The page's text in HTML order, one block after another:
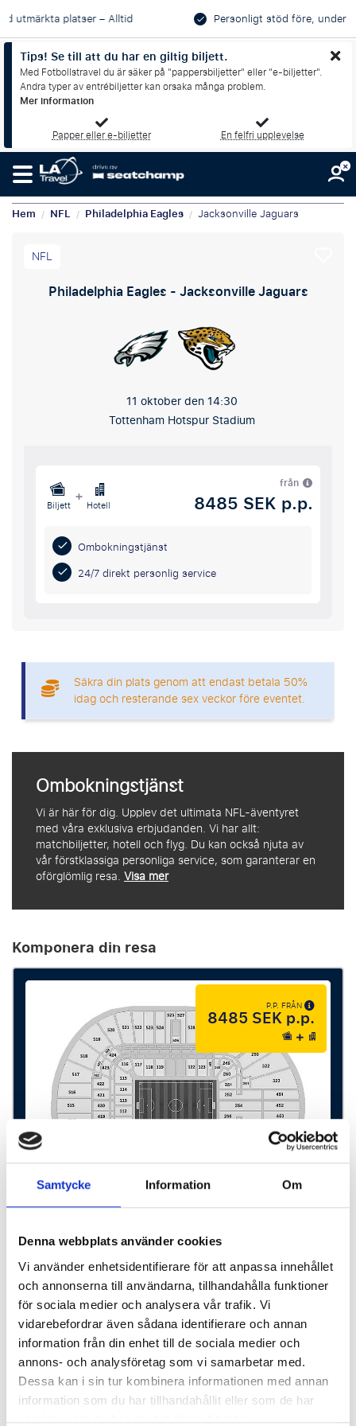
Samtycke Information Om
Denna webbplats använder cookies
Vi använder enhetsidentifierare för att anpassa innehållet
och annonserna till användarna, tillhandahålla funktioner
för sociala medier och analysera vår trafik. Vi
vidarebefordrar även sådana identifierare och annan
information från din enhet till de sociala medier och
annons- och analysföretag som vi samarbetar med.
Dessa kan i sin tur kombinera informationen med annan
information som du har tillhandahållit eller som de har
Personligt stöd före, under och efter din resa
Tips! Se till att du har en giltig biljett.
Med Fotbollstravel du är säker på "pappersbiljetter" eller "e-biljetter".
Andra typer av entrébiljetter kan orsaka många problem.
Mer information
Papper eller e-biljetter
En felfri upplevelse
Hem / NFL / Philadelphia Eagles / Jacksonville Jaguars
NFL
Philadelphia Eagles - Jacksonville Jaguars
11 oktober den 14:30
Tottenham Hotspur Stadium
Biljett + Hotell
från
8485 SEK p.p.
Ombokningstjänst
24/7 direkt personlig service
Säkra din plats genom att endast betala 50%
idag och resterande sex veckor före eventet.
Ombokningstjänst
Vi är här för dig. Upplev det ultimata NFL-äventyret
med våra exklusiva erbjudanden. Vi har allt:
matchbiljetter, hotell och flyg. Du kan också njuta av
vår förstklassiga personliga service, som garanterar en
oförglömlig resa.Visa mer
Komponera din resa
P.P. FRÅN
8485 SEK p.p.
Premium Seating
Premiumplatser, sektion 301/302
Tillgång till lounge
Lätt tilltugg före matchen
Dryck i halvtid ingår